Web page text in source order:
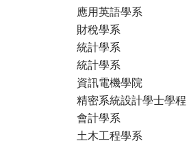
應用英語學系
財稅學系
統計學系
統計學系
資訊電機學院
精密系統設計學士學程
會計學系
土木工程學系